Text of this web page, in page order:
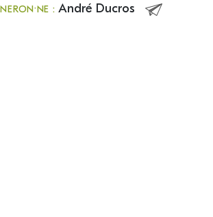
:André Ducros